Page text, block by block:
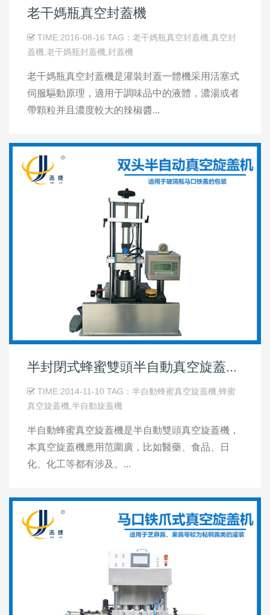
老干媽瓶真空封蓋機
TIME:2016-08-16 TAG：老干媽瓶真空封蓋機,真空封
蓋機,老干媽瓶封蓋機,封蓋機
老干媽瓶真空封蓋機是灌裝封蓋一體機采用活塞式
伺服驅動原理，適用于調味品中的液體，濃湯或者
帶顆粒并且濃度較大的辣椒醬...
半封閉式蜂蜜雙頭半自動真空旋蓋...
TIME:2014-11-10 TAG：半自動蜂蜜真空旋蓋機,蜂蜜
真空旋蓋機,半自動旋蓋機
半自動蜂蜜真空旋蓋機是半自動雙頭真空旋蓋機，
本真空旋蓋機應用范圍廣，比如醫藥、食品、日
化、化工等都有涉及。...